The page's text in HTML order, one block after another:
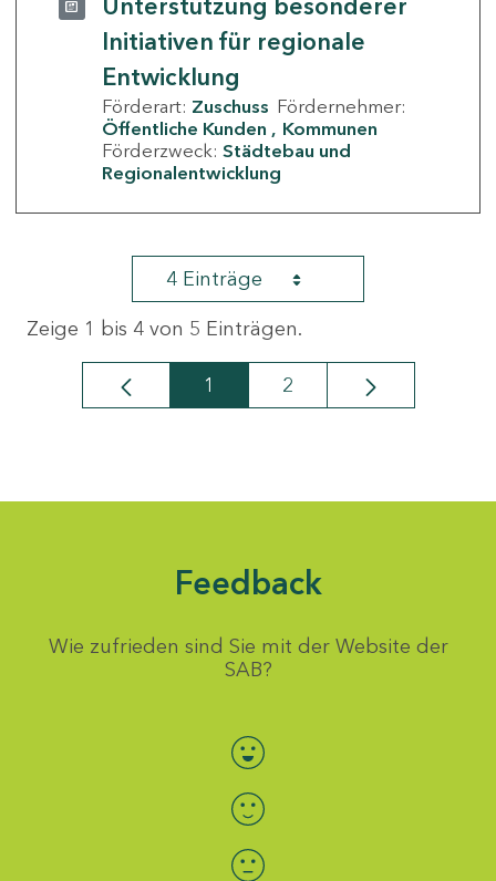
Unterstützung besonderer
Initiativen für regionale
Entwicklung
Förderart: Zuschuss Fördernehmer:
Öffentliche Kunden
Kommunen
Förderzweck: Städtebau und
Regionalentwicklung
4 Einträge
Zeige 1 bis 4 von 5 Einträgen.
Seite
1 Seite
2
Feedback
Wie zufrieden sind Sie mit der Website der
SAB?
Bewertung auswählen